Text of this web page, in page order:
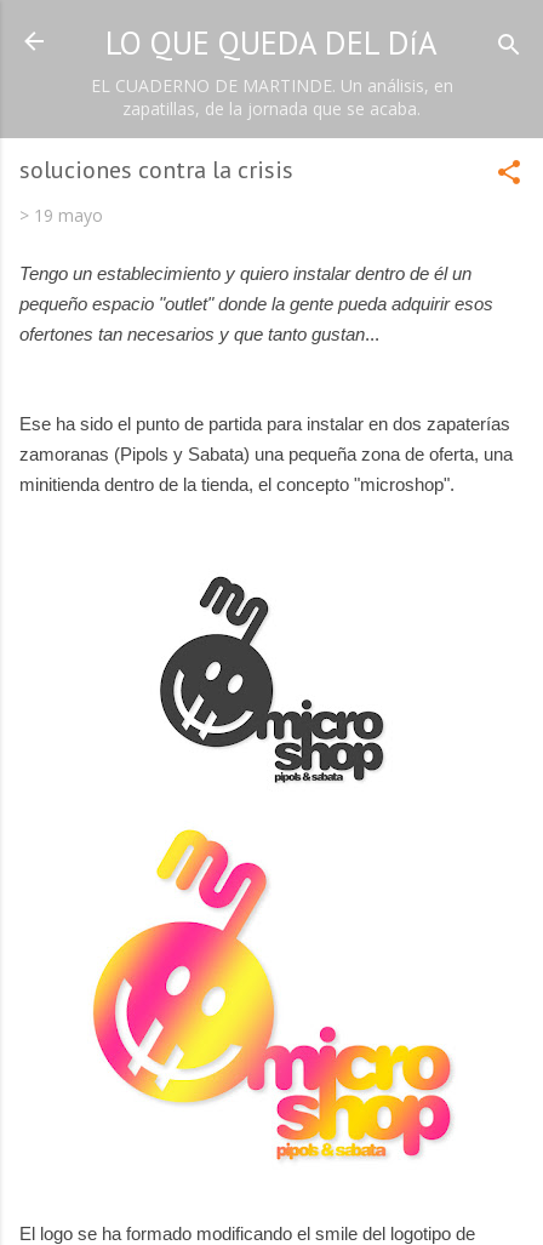
Ir al contenido principal
LO QUE QUEDA DEL DíA
EL CUADERNO DE MARTINDE. Un análisis, en
zapatillas, de la jornada que se acaba.
soluciones contra la crisis
> 19 mayo
Tengo un establecimiento y quiero instalar dentro de él un
pequeño espacio "outlet" donde la gente pueda adquirir esos
ofertones tan necesarios y que tanto gustan...
Ese ha sido el punto de partida para instalar en dos zapaterías
zamoranas (Pipols y Sabata) una pequeña zona de oferta, una
minitienda dentro de la tienda, el concepto "microshop".
El logo se ha formado modificando el smile del logotipo de